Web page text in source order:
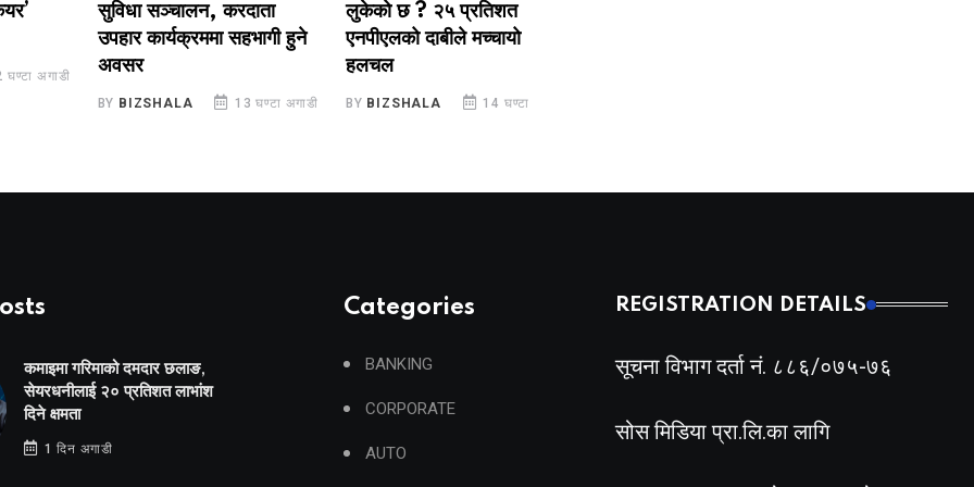
सुविधा सञ्चालन, करदाता
उपहार कार्यक्रममा सहभागी हुने
अवसर
BIZSHALA 13 घण्टा अगाडी
लुकेको छ ? २५ प्रतिशत
एनपीएलको दाबीले मच्चायो
हलचल
BY BIZSHALA 14 घण्टा अगाडी
कमाइमा गरिमाको दमदार छलाङ,
सेयरधनीलाई २० प्रतिशत लाभांश
दिने क्षमता
1 दिन अगाडी
Categories
BANKING
CORPORATE
AUTO
REGISTRATION DETAILS
सूचना विभाग दर्ता नं. ८८६/०७५-७६
सोस मिडिया प्रा.लि.का लागि